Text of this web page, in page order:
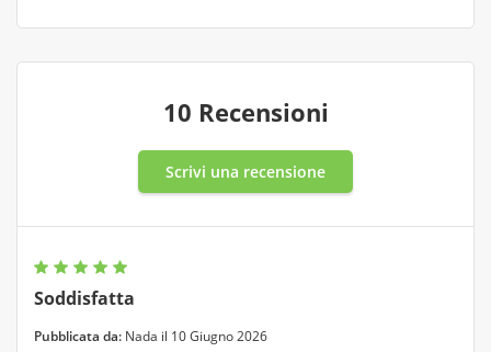
10 Recensioni
Scrivi una recensione
Soddisfatta
Pubblicata da: Nada il 10 Giugno 2026